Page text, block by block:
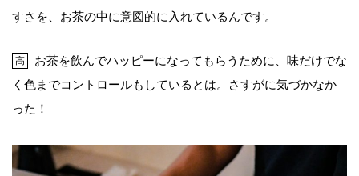
すさを、お茶の中に意図的に入れているんです。
高
お茶を飲んでハッピーになってもらうために、味だけでな
く色までコントロールもしているとは。さすがに気づかなか
った！